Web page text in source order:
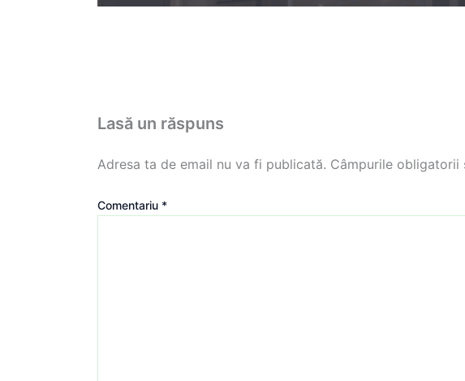
Lasă un răspuns
Adresa ta de email nu va fi publicată. Câmpurile obligatorii
Comentariu *